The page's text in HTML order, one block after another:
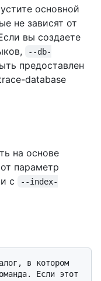
основной
не зависят от
вы создаете
--db-
предоставлен
database
на основе
параметр
с
--index-
Если этот